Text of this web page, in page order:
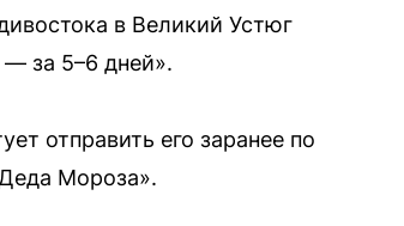
в Великий Устюг
за 5–6 дней».
отправить его заранее по
Мороза».